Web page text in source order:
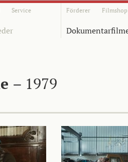
Service Förderer Filmshop
– 1979